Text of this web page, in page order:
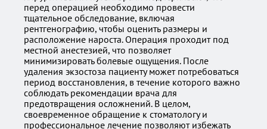
перед операцией необходимо провести
тщательное обследование, включая
рентгенографию, чтобы оценить размеры и
расположение нароста. Операция проходит под
местной анестезией, что позволяет
минимизировать болевые ощущения. После
удаления экзостоза пациенту может потребоваться
период восстановления, в течение которого важно
соблюдать рекомендации врача для
предотвращения осложнений. В целом,
своевременное обращение к стоматологу и
профессиональное лечение позволяют избежать